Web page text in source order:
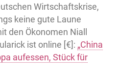
Wirtschaftskrise,
keine gute Laune
den Ökonomen Niall
ist online [€]: „China
aufessen, Stück für